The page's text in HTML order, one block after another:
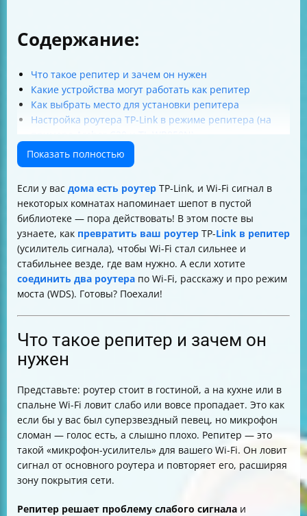
Содержание:
Что такое репитер и зачем он нужен
Какие устройства могут работать как репитер
Как выбрать место для установки репитера
Настройка роутера TP-Link в режиме репитера (на
Как изменить имя и пароль Wi-Fi на репитере
Настройка роутера TP-Link в режиме моста (WDS)
избежать проблем
Альтернативные методы расширения зоны Wi-Fi
Итоговая таблица сравнения режимов
Показать полностью
Если у вас дома есть роутер TP-Link, и Wi-Fi сигнал в
некоторых комнатах напоминает шепот в пустой
библиотеке — пора действовать! В этом посте вы
узнаете, как превратить ваш роутер TP-Link в репитер
(усилитель сигнала), чтобы Wi-Fi стал сильнее и
стабильнее везде, где вам нужно. А если хотите
соединить два роутера по Wi-Fi, расскажу и про режим
моста (WDS). Готовы? Поехали!
Что такое репитер и зачем он
нужен
Представьте: роутер стоит в гостиной, а на кухне или в
спальне Wi-Fi ловит слабо или вовсе пропадает. Это как
если бы у вас был суперзвездный певец, но микрофон
сломан — голос есть, а слышно плохо. Репитер — это
такой «микрофон-усилитель» для вашего Wi-Fi. Он ловит
сигнал от основного роутера и повторяет его, расширяя
зону покрытия сети.
Репитер решает проблему слабого сигнала и